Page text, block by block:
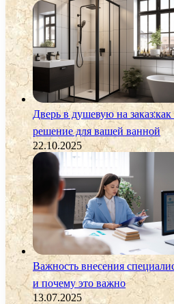
Дверь в душевую на
решение для вашей ванной
22.10.2025
Важность внесения
и почему это важно
13.07.2025